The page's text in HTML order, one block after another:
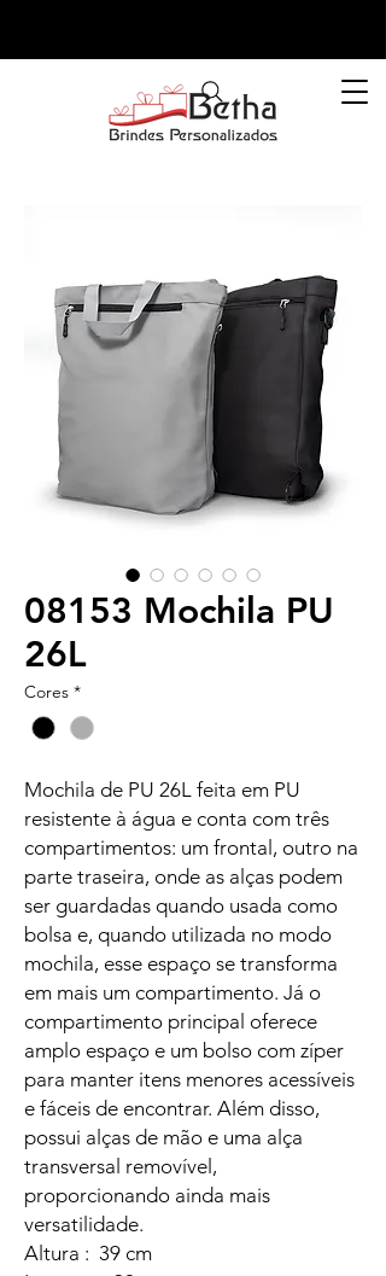
08153 Mochila PU
26L
Cores *
Mochila de PU 26L feita em PU
resistente à água e conta com três
compartimentos: um frontal, outro na
parte traseira, onde as alças podem
ser guardadas quando usada como
bolsa e, quando utilizada no modo
mochila, esse espaço se transforma
em mais um compartimento. Já o
compartimento principal oferece
amplo espaço e um bolso com zíper
para manter itens menores acessíveis
e fáceis de encontrar. Além disso,
possui alças de mão e uma alça
transversal removível,
proporcionando ainda mais
versatilidade.
Altura : 39 cm